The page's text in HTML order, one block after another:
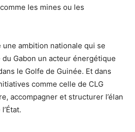
les mines ou les
une ambition nationale qui se
Gabon un acteur énergétique
le Golfe de Guinée. Et dans
comme celle de CLG
accompagner et structurer l’élan